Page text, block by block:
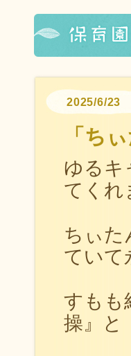
2025/6/23
「ち
ゆるキ
てくれ
ちぃた
ていて
すもも
操』と